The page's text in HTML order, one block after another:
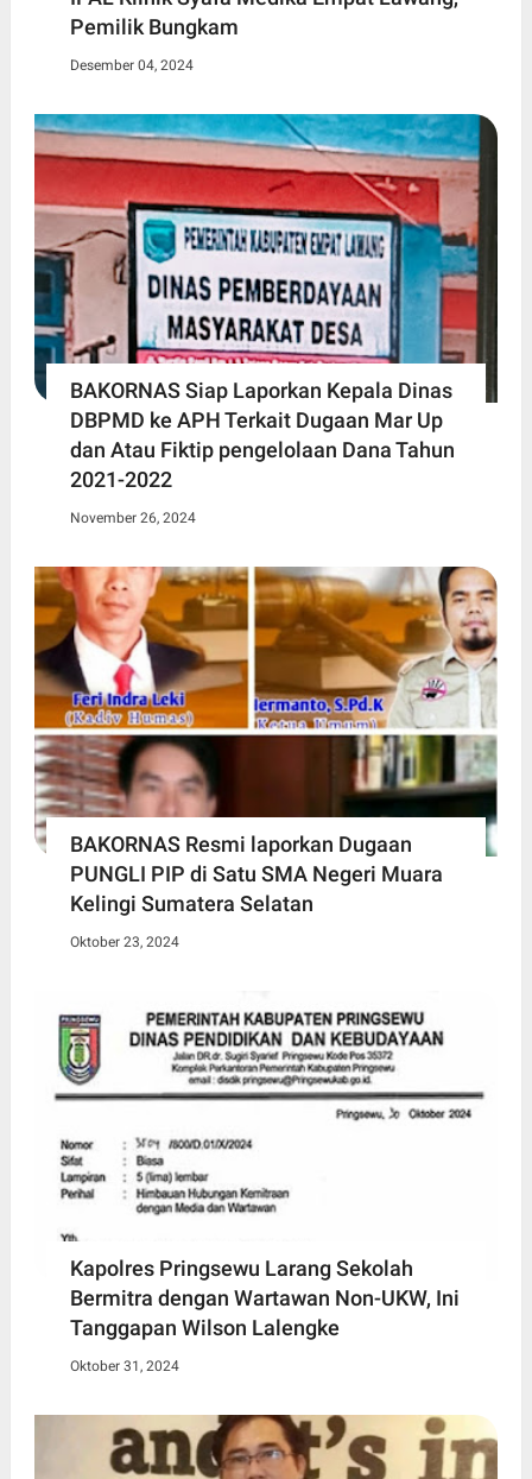
Pemilik Bungkam
Desember 04, 2024
BAKORNAS Siap Laporkan Kepala Dinas
DBPMD ke APH Terkait Dugaan Mar Up
dan Atau Fiktip pengelolaan Dana Tahun
2021-2022
November 26, 2024
BAKORNAS Resmi laporkan Dugaan
PUNGLI PIP di Satu SMA Negeri Muara
Kelingi Sumatera Selatan
Oktober 23, 2024
Kapolres Pringsewu Larang Sekolah
Bermitra dengan Wartawan Non-UKW, Ini
Tanggapan Wilson Lalengke
Oktober 31, 2024